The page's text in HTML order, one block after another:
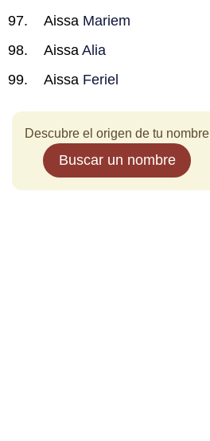
Aissa Mariem
Aissa Alia
Aissa Feriel
Descubre el origen de tu nombre
Buscar un nombre